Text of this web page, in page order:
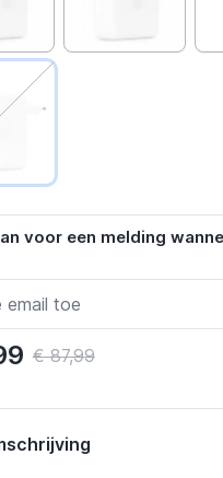
voor een melding
€ 87,99